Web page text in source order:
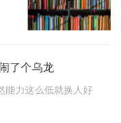
了个乌龙
能力这么低就换人好